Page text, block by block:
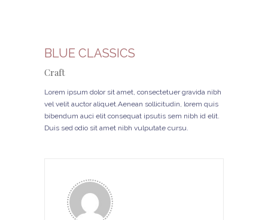
BLUE CLASSICS
Craft
Lorem ipsum dolor sit amet, consectetuer gravida nibh
vel velit auctor aliquet.Aenean sollicitudin, lorem quis
bibendum auci elit consequat ipsutis sem nibh id elit.
Duis sed odio sit amet nibh vulputate cursu.